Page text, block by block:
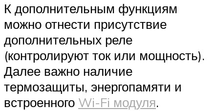
К дополнительным функциям
можно отнести присутствие
дополнительных реле
(контролируют ток или мощность).
Далее важно наличие
термозащиты, энергопамяти и
встроенного Wi-Fi модуля.